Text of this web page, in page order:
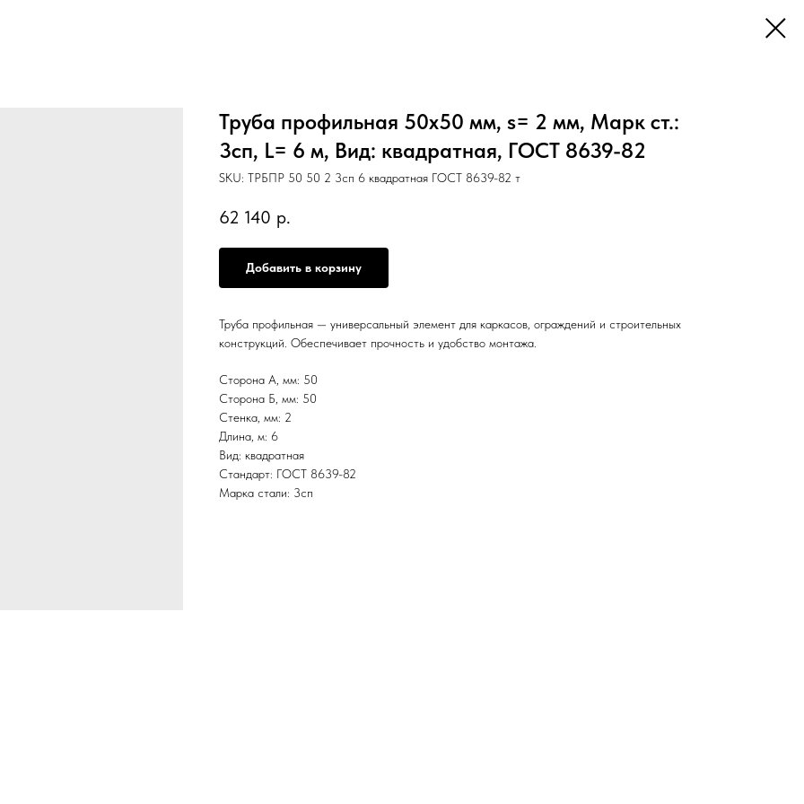
Труба профильная 50х50 мм, s= 2 мм, Марк ст.:
3сп, L= 6 м, Вид: квадратная, ГОСТ 8639-82
SKU: ТРБПР 50 50 2 3сп 6 квадратная ГОСТ 8639-82 т
62 140 р.
Добавить в корзину
Труба профильная — универсальный элемент для каркасов, ограждений и строительных
конструкций. Обеспечивает прочность и удобство монтажа.
Сторона А, мм: 50
Сторона Б, мм: 50
Стенка, мм: 2
Длина, м: 6
Вид: квадратная
Стандарт: ГОСТ 8639-82
Марка стали: 3сп